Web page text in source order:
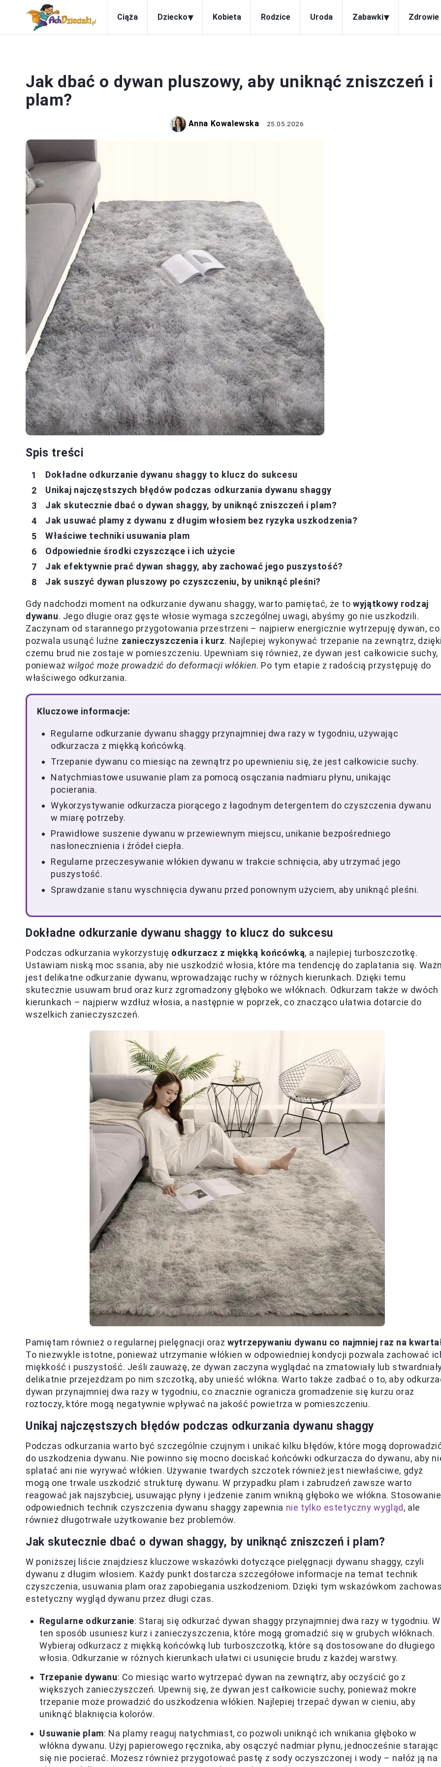
Ciąża Dziecko▾ Kobieta Rodzice Uroda Zabawki▾ Zdrowie
Jak dbać o dywan pluszowy, aby uniknąć zniszczeń i
plam?
Anna Kowalewska 25.05.2026
Spis treści
Dokładne odkurzanie dywanu shaggy to klucz do sukcesu
Unikaj najczęstszych błędów podczas odkurzania dywanu shaggy
Jak skutecznie dbać o dywan shaggy, by uniknąć zniszczeń i plam?
Jak usuwać plamy z dywanu z długim włosiem bez ryzyka uszkodzenia?
Właściwe techniki usuwania plam
Odpowiednie środki czyszczące i ich użycie
Jak efektywnie prać dywan shaggy, aby zachować jego puszystość?
Jak suszyć dywan pluszowy po czyszczeniu, by uniknąć pleśni?
Gdy nadchodzi moment na odkurzanie dywanu shaggy, warto pamiętać, że towyjątkowy rodzaj
dywanu. Jego długie oraz gęste włosie wymaga szczególnej uwagi, abyśmy go nie uszkodzili.
Zaczynam od starannego przygotowania przestrzeni – najpierw energicznie wytrzepuję dywan, co
pozwala usunąć luźne zanieczyszczenia i kurz. Najlepiej wykonywać trzepanie na zewnątrz,
czemu brud nie zostaje w pomieszczeniu. Upewniam się również, że dywan jest całkowicie suchy,
ponieważ wilgoć może prowadzić do deformacji włókien. Po tym etapie z radością przystępuję do
właściwego odkurzania.
Kluczowe informacje:
Regularne odkurzanie dywanu shaggy przynajmniej dwa razy w tygodniu, używając
odkurzacza z miękką końcówką.
Trzepanie dywanu co miesiąc na zewnątrz po upewnieniu się, że jest całkowicie suchy.
Natychmiastowe usuwanie plam za pomocą osączania nadmiaru płynu, unikając
pocierania.
Wykorzystywanie odkurzacza piorącego z łagodnym detergentem do czyszczenia dywanu
w miarę potrzeby.
Prawidłowe suszenie dywanu w przewiewnym miejscu, unikanie bezpośredniego
nasłonecznienia i źródeł ciepła.
Regularne przeczesywanie włókien dywanu w trakcie schnięcia, aby utrzymać jego
puszystość.
Sprawdzanie stanu wyschnięcia dywanu przed ponownym użyciem, aby uniknąć pleśni.
Dokładne odkurzanie dywanu shaggy to klucz do sukcesu
Podczas odkurzania wykorzystuję odkurzacz z miękką końcówką, a najlepiej turboszczotkę.
Ustawiam niską moc ssania, aby nie uszkodzić włosia, które ma tendencję do zaplatania się.
jest delikatne odkurzanie dywanu, wprowadzając ruchy w różnych kierunkach. Dzięki temu
skutecznie usuwam brud oraz kurz zgromadzony głęboko we włóknach. Odkurzam także w dwóch
kierunkach – najpierw wzdłuż włosia, a następnie w poprzek, co znacząco ułatwia dotarcie do
wszelkich zanieczyszczeń.
Pamiętam również o regularnej pielęgnacji orazwytrzepywaniu dywanu co najmniej raz na
To niezwykle istotne, ponieważ utrzymanie włókien w odpowiedniej kondycji pozwala zachować
miękkość i puszystość. Jeśli zauważę, że dywan zaczyna wyglądać na zmatowiały lub
delikatnie przejeżdżam po nim szczotką, aby unieść włókna. Warto także zadbać o to, aby
dywan przynajmniej dwa razy w tygodniu, co znacznie ogranicza gromadzenie się kurzu oraz
roztoczy, które mogą negatywnie wpływać na jakość powietrza w pomieszczeniu.
Unikaj najczęstszych błędów podczas odkurzania dywanu shaggy
Podczas odkurzania warto być szczególnie czujnym i unikać kilku błędów, które mogą
do uszkodzenia dywanu. Nie powinno się mocno dociskać końcówki odkurzacza do dywanu, aby
splatać ani nie wyrywać włókien. Używanie twardych szczotek również jest niewłaściwe, gdyż
mogą one trwale uszkodzić strukturę dywanu. W przypadku plam i zabrudzeń zawsze warto
reagować jak najszybciej, usuwając płyny i jedzenie zanim wnikną głęboko we włókna. Stosowanie
odpowiednich technik czyszczenia dywanu shaggy zapewnia nie tylko estetyczny wygląd, ale
również długotrwałe użytkowanie bez problemów.
Jak skutecznie dbać o dywan shaggy, by uniknąć zniszczeń i plam?
W poniższej liście znajdziesz kluczowe wskazówki dotyczące pielęgnacji dywanu shaggy, czyli
dywanu z długim włosiem. Każdy punkt dostarcza szczegółowe informacje na temat technik
czyszczenia, usuwania plam oraz zapobiegania uszkodzeniom. Dzięki tym wskazówkom
estetyczny wygląd dywanu przez długi czas.
Regularne odkurzanie: Staraj się odkurzać dywan shaggy przynajmniej dwa razy w tygodniu. W
ten sposób usuniesz kurz i zanieczyszczenia, które mogą gromadzić się w grubych włóknach.
Wybieraj odkurzacz z miękką końcówką lub turboszczotką, które są dostosowane do długiego
włosia. Odkurzanie w różnych kierunkach ułatwi ci usunięcie brudu z każdej warstwy.
Trzepanie dywanu: Co miesiąc warto wytrzepać dywan na zewnątrz, aby oczyścić go z
większych zanieczyszczeń. Upewnij się, że dywan jest całkowicie suchy, ponieważ mokre
trzepanie może prowadzić do uszkodzenia włókien. Najlepiej trzepać dywan w cieniu, aby
uniknąć blaknięcia kolorów.
Usuwanie plam: Na plamy reaguj natychmiast, co pozwoli uniknąć ich wnikania głęboko w
włókna dywanu. Użyj papierowego ręcznika, aby osączyć nadmiar płynu, jednocześnie starając
się nie pocierać. Możesz również przygotować pastę z sody oczyszczonej i wody – nałóż ją na